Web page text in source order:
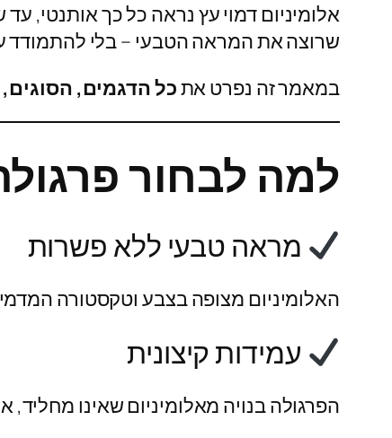
אלומיניום דמוי עץ נראה כל כך
שרוצה את המראה הטבעי – בלי להתמודד
במאמר זה נפרט אתכל הדגמים,
למה לבחור
מראה טבעי ללא פשרות
האלומיניום מצופה בצבע וטקסטורה
עמידות קיצונית
הפרגולה בנויה מאלומיניום שאינו מחליד,